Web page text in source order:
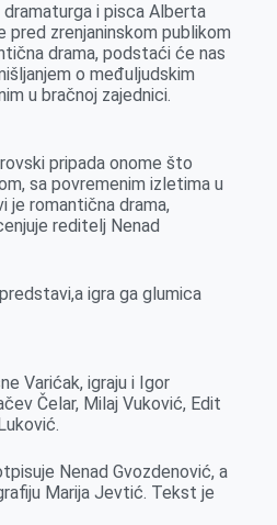
i pisca Alberta
pred zrenjaninskom publikom
drama, podstaći će nas
o međuljudskim
u bračnoj zajednici.
pripada onome što
sa povremenim izletima u
je romantična drama,
reditelj Nenad
igra ga glumica
Varićak, igraju i Igor
Čelar, Milaj Vuković, Edit
Nenad Gvozdenović, a
Marija Jevtić. Tekst je